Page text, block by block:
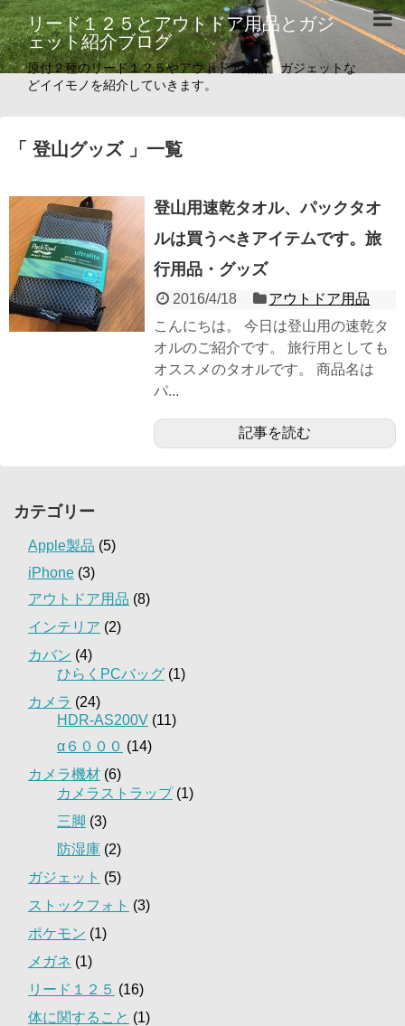
リード１２５とアウトドア用品とガジ
ェット紹介ブログ
原付２種のリード１２５やアウトドア用品、ガジェットな
どイイモノを紹介していきます。
「 登山グッズ 」一覧
登山用速乾タオル、パックタオ
ルは買うべきアイテムです。旅
行用品・グッズ
2016/4/18
アウトドア用品
こんにちは。 今日は登山用の速乾タ
オルのご紹介です。 旅行用としても
オススメのタオルです。 商品名は
パ...
記事を読む
カテゴリー
Apple製品 (5)
iPhone (3)
アウトドア用品 (8)
インテリア (2)
カバン (4)
ひらくPCバッグ (1)
カメラ (24)
HDR-AS200V (11)
α６０００ (14)
カメラ機材 (6)
カメラストラップ(1)
三脚 (3)
防湿庫 (2)
ガジェット (5)
ストックフォト (3)
ポケモン (1)
メガネ (1)
リード１２５ (16)
体に関すること (1)